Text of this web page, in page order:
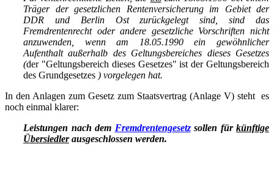
Träger der gesetzlichen Rentenversicherung im Gebiet der
DDR und Berlin Ost zurückgelegt sind, sind das
Fremdrentenrecht oder andere gesetzliche Vorschriften nicht
anzuwenden, wenn am 18.05.1990 ein gewöhnlicher
Aufenthalt außerhalb des Geltungsbereiches dieses Gesetzes
(der "Geltungsbereich dieses Gesetzes" ist der Geltungsbereich
des Grundgesetzes ) vorgelegen hat.
In den Anlagen zum Gesetz zum Staatsvertrag (Anlage V) steht es
noch einmal klarer:
Leistungen nach dem Fremdrentengesetzsollen für künftige
Übersiedlerausgeschlossen werden.